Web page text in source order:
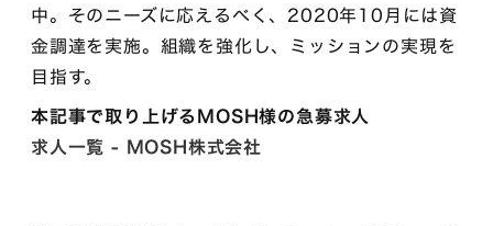
中。そのニーズに応えるべく、2020年10月には資
金調達を実施。組織を強化し、ミッションの実現を
目指す。
本記事で取り上げるMOSH様の急募求人
求人一覧 - MOSH株式会社